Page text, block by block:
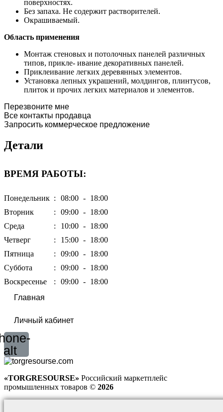
поверхностях.
Без запаха. Не содержит растворителей.
Окрашиваемый.
Область применения
Монтаж стеновых и потолочных панелей различных
типов, прикле- ивание декоративных панелей.
Приклеивание легких деревянных элементов.
Установка лепных украшений, молдингов, плинтусов,
плиток и прочих легких материалов и элементов.
Перезвоните мне
Все контакты продавца
Запросить коммерческое предложение
Детали
ВРЕМЯ РАБОТЫ:
Понедельник : 08:00 - 18:00
Вторник
: 09:00 - 18:00
Среда
: 10:00 - 18:00
Четверг
: 15:00 - 18:00
Пятница
: 09:00 - 18:00
Суббота
: 09:00 - 18:00
Воскресенье
: 09:00 - 18:00
Главная
Личный кабинет
alt
«TORGRESOURSE» Российский маркетплейс
промышленных товаров © 2026